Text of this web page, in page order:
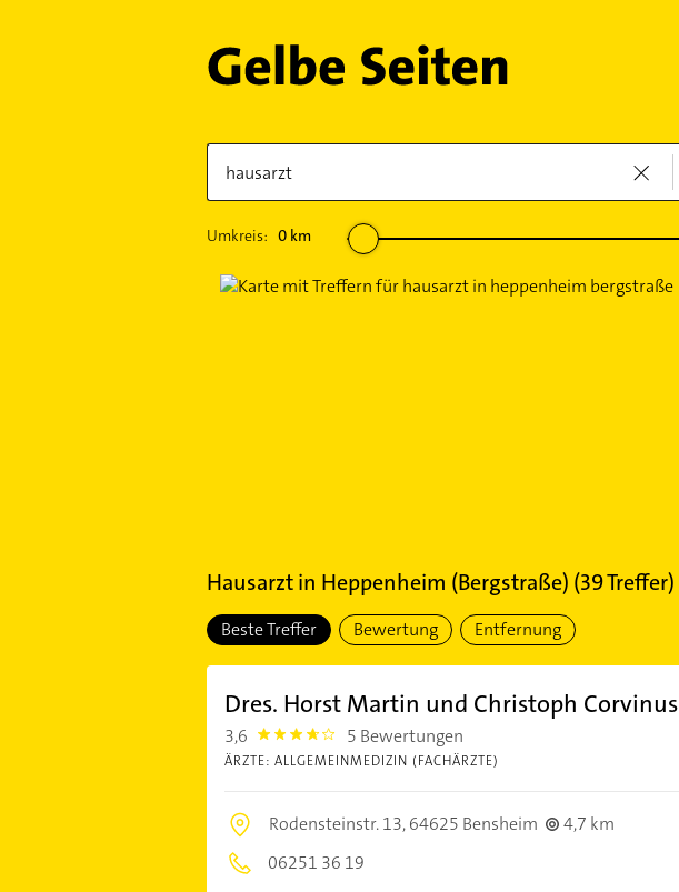
Umkreis: 0km
Hausarztin Heppenheim (Bergstraße) (39Treffer)
Beste Treffer Bewertung Entfernung
Dres. Horst Martin und Christoph Corvinus
3,6 3.6000001 5 Bewertungen
ÄRZTE: ALLGEMEINMEDIZIN (FACHÄRZTE)
Rodensteinstr. 13,64625 Bensheim
4,7 km
06251 36 19